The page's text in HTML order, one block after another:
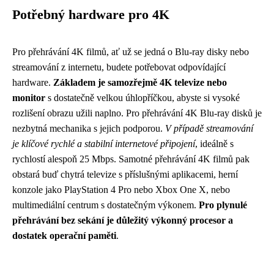
Potřebný hardware pro 4K
Pro přehrávání 4K filmů, ať už se jedná o Blu-ray disky nebo
streamování z internetu, budete potřebovat odpovídající
hardware. Základem je samozřejmě 4K televize nebo
monitor s dostatečně velkou úhlopříčkou, abyste si vysoké
rozlišení obrazu užili naplno. Pro přehrávání 4K Blu-ray disků je
nezbytná mechanika s jejich podporou. V případě streamování
je klíčové rychlé a stabilní internetové připojení, ideálně s
rychlostí alespoň 25 Mbps. Samotné přehrávání 4K filmů pak
obstará buď chytrá televize s příslušnými aplikacemi, herní
konzole jako PlayStation 4 Pro nebo Xbox One X, nebo
multimediální centrum s dostatečným výkonem. Pro plynulé
přehrávání bez sekání je důležitý výkonný procesor a
dostatek operační paměti.